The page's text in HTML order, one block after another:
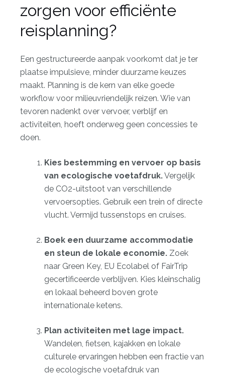
zorgen voor efficiënte
reisplanning?
Een gestructureerde aanpak voorkomt dat je ter
plaatse impulsieve, minder duurzame keuzes
maakt. Planning is de kern van elke goede
workflow voor milieuvriendelijk reizen. Wie van
tevoren nadenkt over vervoer, verblijf en
activiteiten, hoeft onderweg geen concessies te
doen.
Kies bestemming en vervoer op basis
van ecologische voetafdruk.Vergelijk
de CO2-uitstoot van verschillende
vervoersopties. Gebruik een trein of directe
vlucht. Vermijd tussenstops en cruises.
Boek een duurzame accommodatie
en steun de lokale economie. Zoek
naar Green Key, EU Ecolabel of FairTrip
gecertificeerde verblijven. Kies kleinschalig
en lokaal beheerd boven grote
internationale ketens.
Plan activiteiten met lage impact.
Wandelen, fietsen, kajakken en lokale
culturele ervaringen hebben een fractie van
de ecologische voetafdruk van